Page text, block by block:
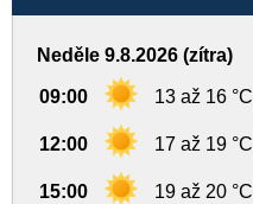
Neděle 9.8.2026 (zítra)
09:00 13 až 16 °C
12:00 17 až 19 °C
15:00 19 až 20 °C